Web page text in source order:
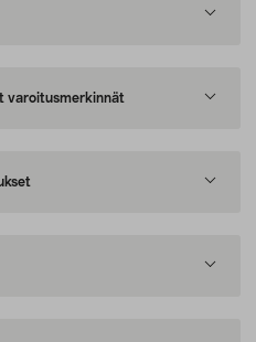
varoitusmerkinnät